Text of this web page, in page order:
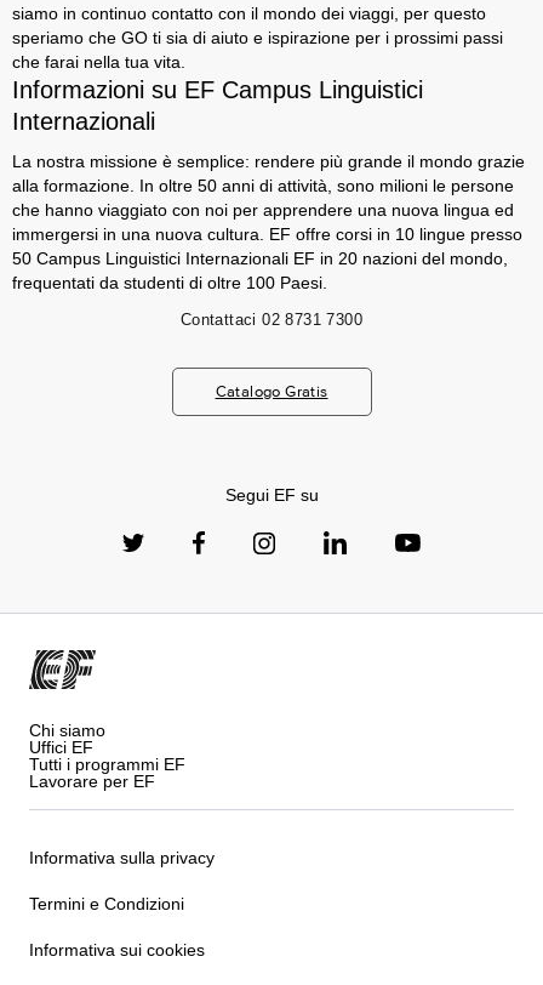
siamo in continuo contatto con il mondo dei viaggi, per questo
speriamo che GO ti sia di aiuto e ispirazione per i prossimi passi
che farai nella tua vita.
Informazioni su EF Campus Linguistici
Internazionali
La nostra missione è semplice: rendere più grande il mondo grazie
alla formazione. In oltre 50 anni di attività, sono milioni le persone
che hanno viaggiato con noi per apprendere una nuova lingua ed
immergersi in una nuova cultura. EF offre corsi in 10 lingue presso
50 Campus Linguistici Internazionali EF in 20 nazioni del mondo,
frequentati da studenti di oltre 100 Paesi.
Contattaci 02 8731 7300
Catalogo Gratis
Segui EF su
Chi siamo
Uffici EF
Tutti i programmi EF
Lavorare per EF
Informativa sulla privacy
Termini e Condizioni
Informativa sui cookies